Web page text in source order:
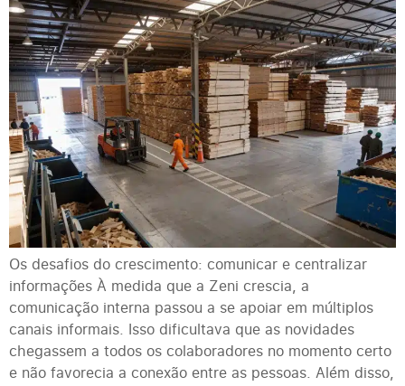
Os desafios do crescimento: comunicar e centralizar
informações À medida que a Zeni crescia, a
comunicação interna passou a se apoiar em múltiplos
canais informais. Isso dificultava que as novidades
chegassem a todos os colaboradores no momento certo
e não favorecia a conexão entre as pessoas. Além disso,